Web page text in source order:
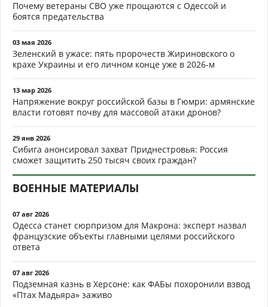
Почему ветераны СВО уже прощаются с Одессой и
боятся предательства
03 мая 2026
Зеленский в ужасе: пять пророчеств Жириновского о
крахе Украины и его личном конце уже в 2026-м
13 мар 2026
Напряжение вокруг российской базы в Гюмри: армянские
власти готовят почву для массовой атаки дронов?
29 янв 2026
Сибига анонсировал захват Приднестровья: Россия
сможет защитить 250 тысяч своих граждан?
ВОЕННЫЕ МАТЕРИАЛЫ
07 авг 2026
Одесса станет сюрпризом для Макрона: эксперт назвал
французские объекты главными целями российского
ответа
07 авг 2026
Подземная казнь в Херсоне: как ФАБы похоронили взвод
«Птах Мадьяра» заживо